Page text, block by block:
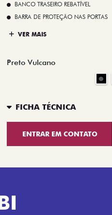
BANCO TRASEIRO REBATÍVEL
BARRA DE PROTEÇÃO NAS PORTAS
VER MAIS
Preto Vulcano
FICHA TÉCNICA
ENTRAR EM CONTATO